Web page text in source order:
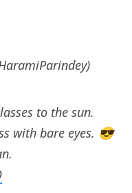
to the sun.
with bare eyes. 😎